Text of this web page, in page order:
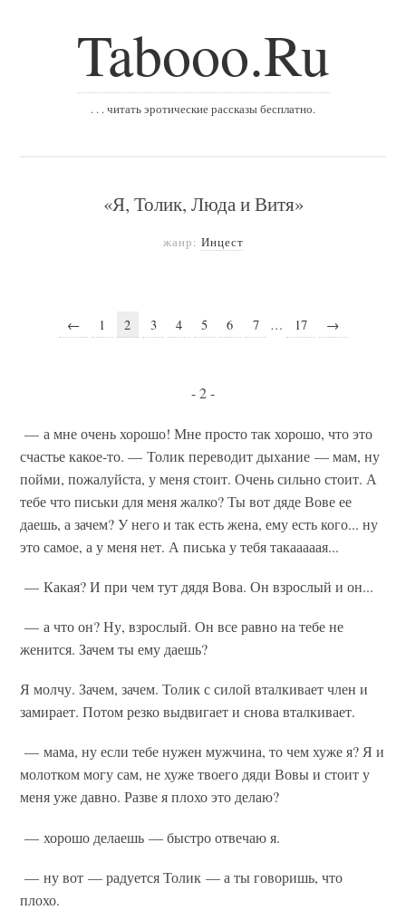
Tabooo.Ru
. . . читать эротические рассказы бесплатно.
«Я, Толик, Люда и Витя»
жанр: Инцест
← 1 2 3 4 5 6 7 … 17 →
- 2 -
— а мне очень хорошо! Мне просто так хорошо, что это
счастье какое-то. — Толик переводит дыхание — мам, ну
пойми, пожалуйста, у меня стоит. Очень сильно стоит. А
тебе что письки для меня жалко? Ты вот дяде Вове ее
даешь, а зачем? У него и так есть жена, ему есть кого... ну
это самое, а у меня нет. А писька у тебя такааааая...
— Какая? И при чем тут дядя Вова. Он взрослый и он...
— а что он? Ну, взрослый. Он все равно на тебе не
женится. Зачем ты ему даешь?
Я молчу. Зачем, зачем. Толик с силой вталкивает член и
замирает. Потом резко выдвигает и снова вталкивает.
— мама, ну если тебе нужен мужчина, то чем хуже я? Я и
молотком могу сам, не хуже твоего дяди Вовы и стоит у
меня уже давно. Разве я плохо это делаю?
— хорошо делаешь — быстро отвечаю я.
— ну вот — радуется Толик — а ты говоришь, что
плохо.